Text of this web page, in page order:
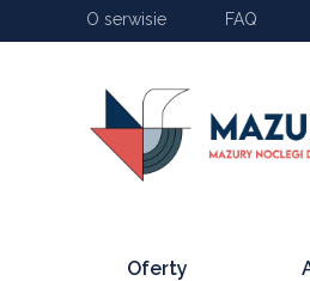
O serwisie FAQ
Oferty